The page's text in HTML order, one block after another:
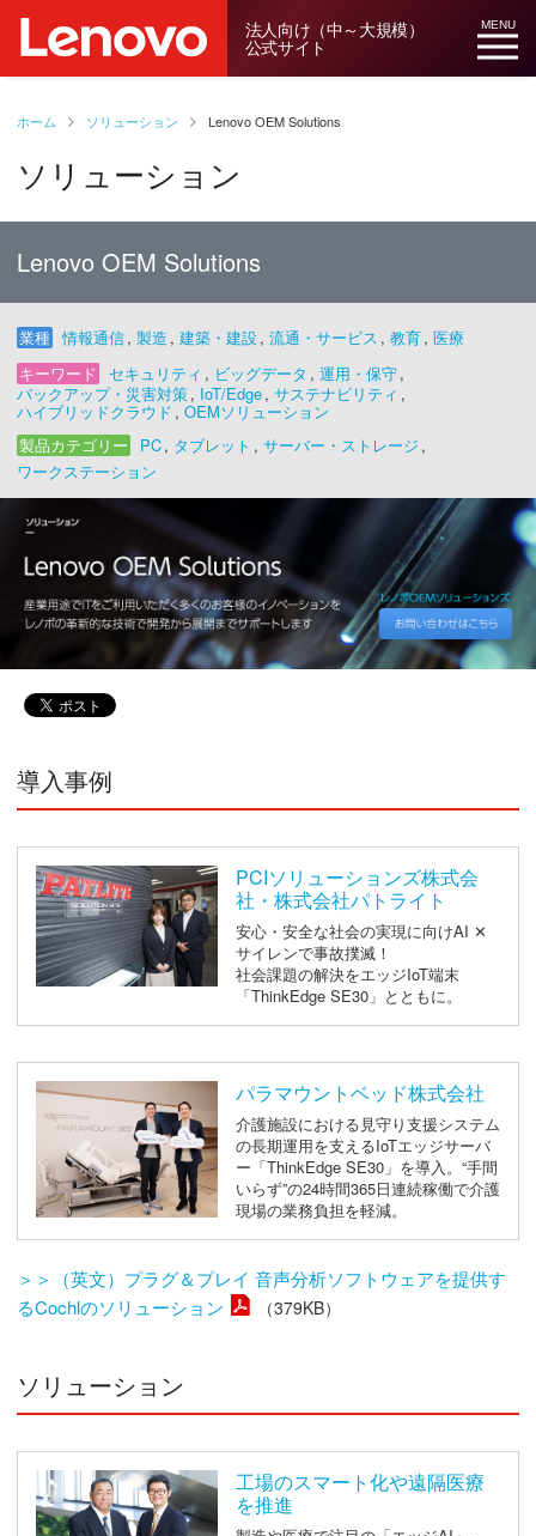
法人向け（中～大規模）
公式サイト
MENU
ホーム ソリューション Lenovo OEM Solutions
ソリューション
Lenovo OEM Solutions
業種 情報通信, 製造 , 建築・建設, 流通・サービス , 教育, 医療
キーワード
セキュリティ , ビッグデータ , 運用・保守,
バックアップ・災害対策, IoT/Edge, サステナビリティ ,
ハイブリッドクラウド , OEMソリューション
製品カテゴリー
PC, タブレット , サーバー・ストレージ ,
ワークステーション
導入事例
PCIソリューションズ株式会
社・株式会社パトライト
安心・安全な社会の実現に向けAI ✕
サイレンで事故撲滅！
社会課題の解決をエッジIoT端末
「ThinkEdge SE30」とともに。
パラマウントベッド株式会社
介護施設における見守り支援システム
の長期運用を支えるIoTエッジサーバ
ー「ThinkEdge SE30」を導入。“手間
いらず”の24時間365日連続稼働で介護
現場の業務負担を軽減。
＞＞（英文）プラグ＆プレイ 音声分析ソフトウェアを提供す
るCochlのソリューション
（379KB）
ソリューション
工場のスマート化や遠隔医療
を推進